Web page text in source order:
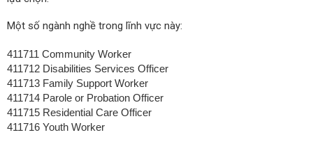
Một số ngành nghề trong lĩnh vực này:
411711 Community Worker
411712 Disabilities Services Officer
411713 Family Support Worker
411714 Parole or Probation Officer
411715 Residential Care Officer
411716 Youth Worker